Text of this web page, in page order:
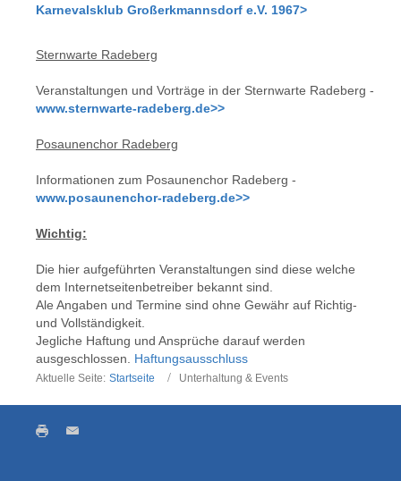
Karnevalsklub Großerkmannsdorf e.V. 1967>
Sternwarte Radeberg
Veranstaltungen und Vorträge in der Sternwarte Radeberg -
www.sternwarte-radeberg.de>>
Posaunenchor Radeberg
Informationen zum Posaunenchor Radeberg -
www.posaunenchor-radeberg.de>>
Wichtig:
Die hier aufgeführten Veranstaltungen sind diese welche
dem Internetseitenbetreiber bekannt sind.
Ale Angaben und Termine sind ohne Gewähr auf Richtig-
und Vollständigkeit.
Jegliche Haftung und Ansprüche darauf werden
ausgeschlossen. Haftungsausschluss
Aktuelle Seite: Startseite Unterhaltung & Events